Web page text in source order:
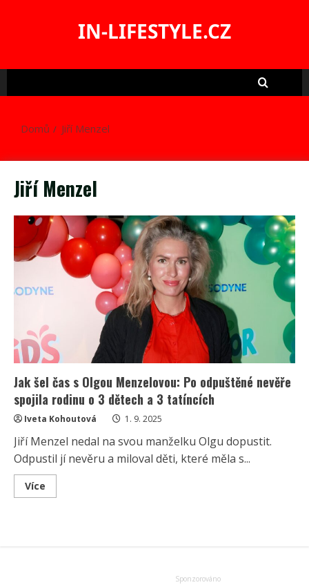
IN-LIFESTYLE.CZ
Domů Jiří Menzel
Jiří Menzel
Jak šel čas s Olgou Menzelovou: Po odpuštěné nevěře
spojila rodinu o 3 dětech a 3 tatíncích
Iveta Kohoutová 1. 9. 2025
Jiří Menzel nedal na svou manželku Olgu dopustit.
Odpustil jí nevěru a miloval děti, které měla s...
Více
more